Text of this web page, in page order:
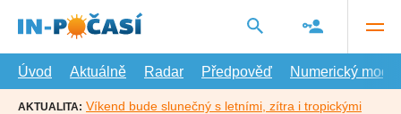
hlavní
Úvod
Aktuálně Radar Předpověď Numerický model
AKTUALITA: Víkend bude slunečný s letními, zítra i tropickými